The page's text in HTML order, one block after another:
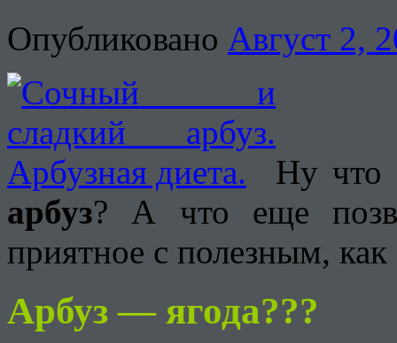
Опубликовано Август 2,
Ну что
арбуз? А что еще
приятное с полезным, как
Арбуз — ягода???